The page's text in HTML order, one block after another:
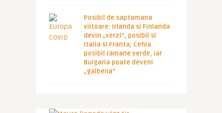
Posibil de saptamana
viitoare: Irlanda si Finlanda
devin „verzi”, posibil si
Italia si Franta, Cehia
posibil ramane verde, iar
Bulgaria poate deveni
„galbena”